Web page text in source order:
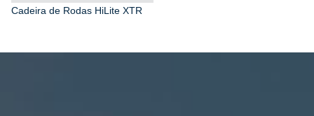
Cadeira de Rodas HiLite XTR